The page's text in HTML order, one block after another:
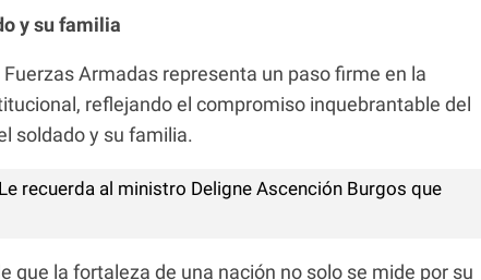
y su familia
Armadas representa un paso firme en la
reflejando el compromiso inquebrantable del
soldado y su familia.
recuerda al ministro Deligne Ascención Burgos que
que la fortaleza de una nación no solo se mide por su